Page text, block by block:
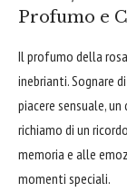
Profumo e
Il profumo della
inebrianti. Sognare
piacere sensuale,
richiamo di un
memoria e alle
momenti speciali.